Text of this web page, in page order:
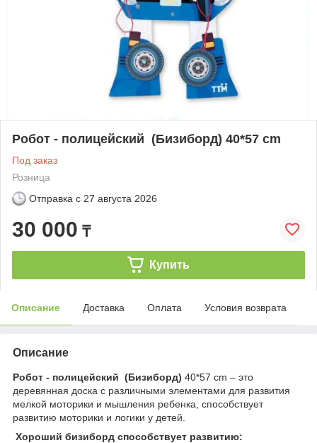
Робот - полицейский (Бизиборд) 40*57 cm
Под заказ
Розница
Отправка с 27 августа 2026
30 000 ₸
Купить
Описание Доставка Оплата Условия возврата
Описание
Робот - полицейский (Бизиборд) 40*57 cm – это
деревянная доска с различными элементами для развития
мелкой моторики и мышления ребенка, способствует
развитию моторики и логики у детей.
Хороший бизиборд способствует развитию: